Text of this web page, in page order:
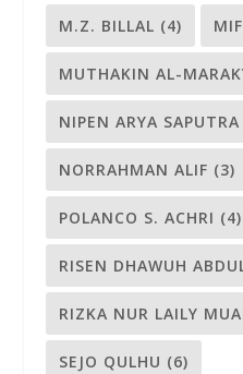
M.Z. BILLAL (4)
MUTHAKIN AL-
NIPEN ARYA SAPUTRA
NORRAHMAN ALIF (3)
POLANCO S. ACHRI (4)
RISEN DHAWUH
RIZKA NUR LAILY
SEJO QULHU (6)